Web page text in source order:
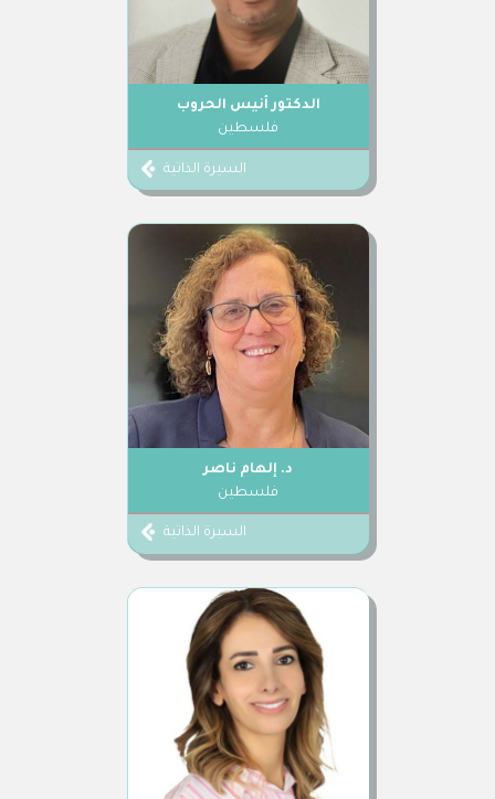
الدكتور أنيس الحروب
فلسطين
السيرة الذاتية
د. إلهام ناصر
فلسطين
السيرة الذاتية